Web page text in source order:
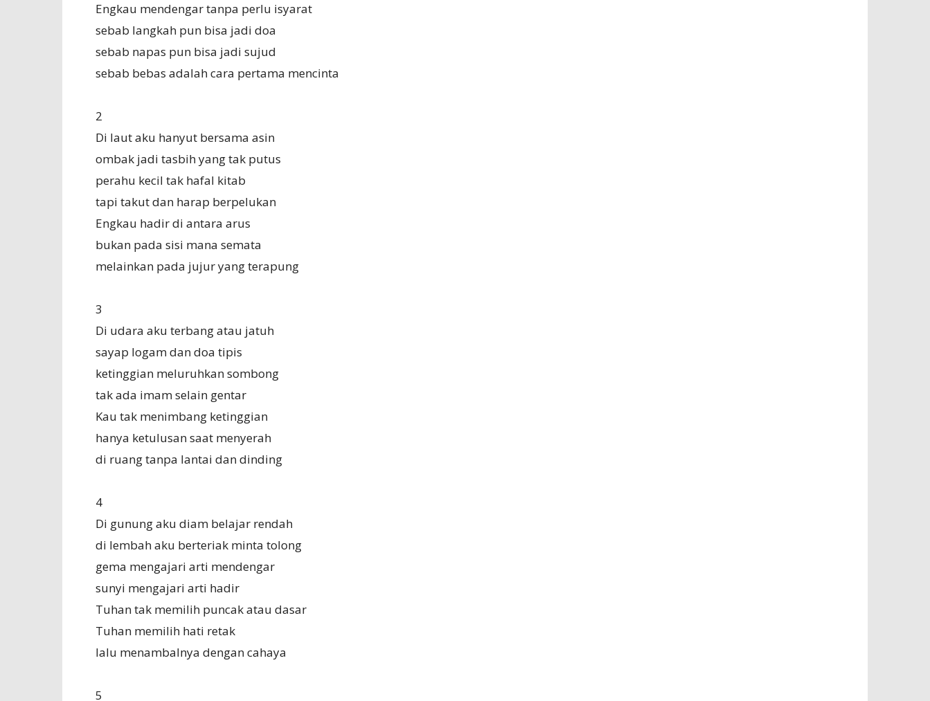
Engkau mendengar tanpa perlu isyarat
sebab langkah pun bisa jadi doa
sebab napas pun bisa jadi sujud
sebab bebas adalah cara pertama mencinta
2
Di laut aku hanyut bersama asin
ombak jadi tasbih yang tak putus
perahu kecil tak hafal kitab
tapi takut dan harap berpelukan
Engkau hadir di antara arus
bukan pada sisi mana semata
melainkan pada jujur yang terapung
3
Di udara aku terbang atau jatuh
sayap logam dan doa tipis
ketinggian meluruhkan sombong
tak ada imam selain gentar
Kau tak menimbang ketinggian
hanya ketulusan saat menyerah
di ruang tanpa lantai dan dinding
4
Di gunung aku diam belajar rendah
di lembah aku berteriak minta tolong
gema mengajari arti mendengar
sunyi mengajari arti hadir
Tuhan tak memilih puncak atau dasar
Tuhan memilih hati retak
lalu menambalnya dengan cahaya
5